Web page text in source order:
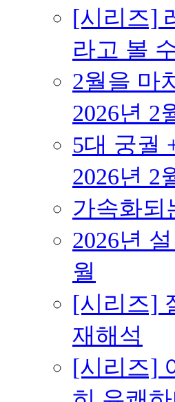
[시리즈]
라고 볼
2월을 마
2026년 2
5대 궁궐
2026년 2
가속화되
2026년
월
[시리즈]
재해석
[시리즈]